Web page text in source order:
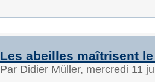
Les abeilles maîtrisent
Par Didier Müller, mercredi 11